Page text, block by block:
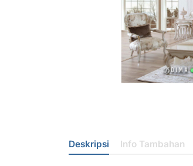
Deskripsi Info Tambahan